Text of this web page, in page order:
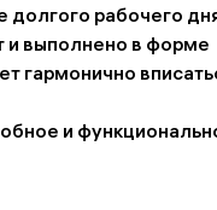
долгого рабочего
и выполнено в форме
гармонично
и